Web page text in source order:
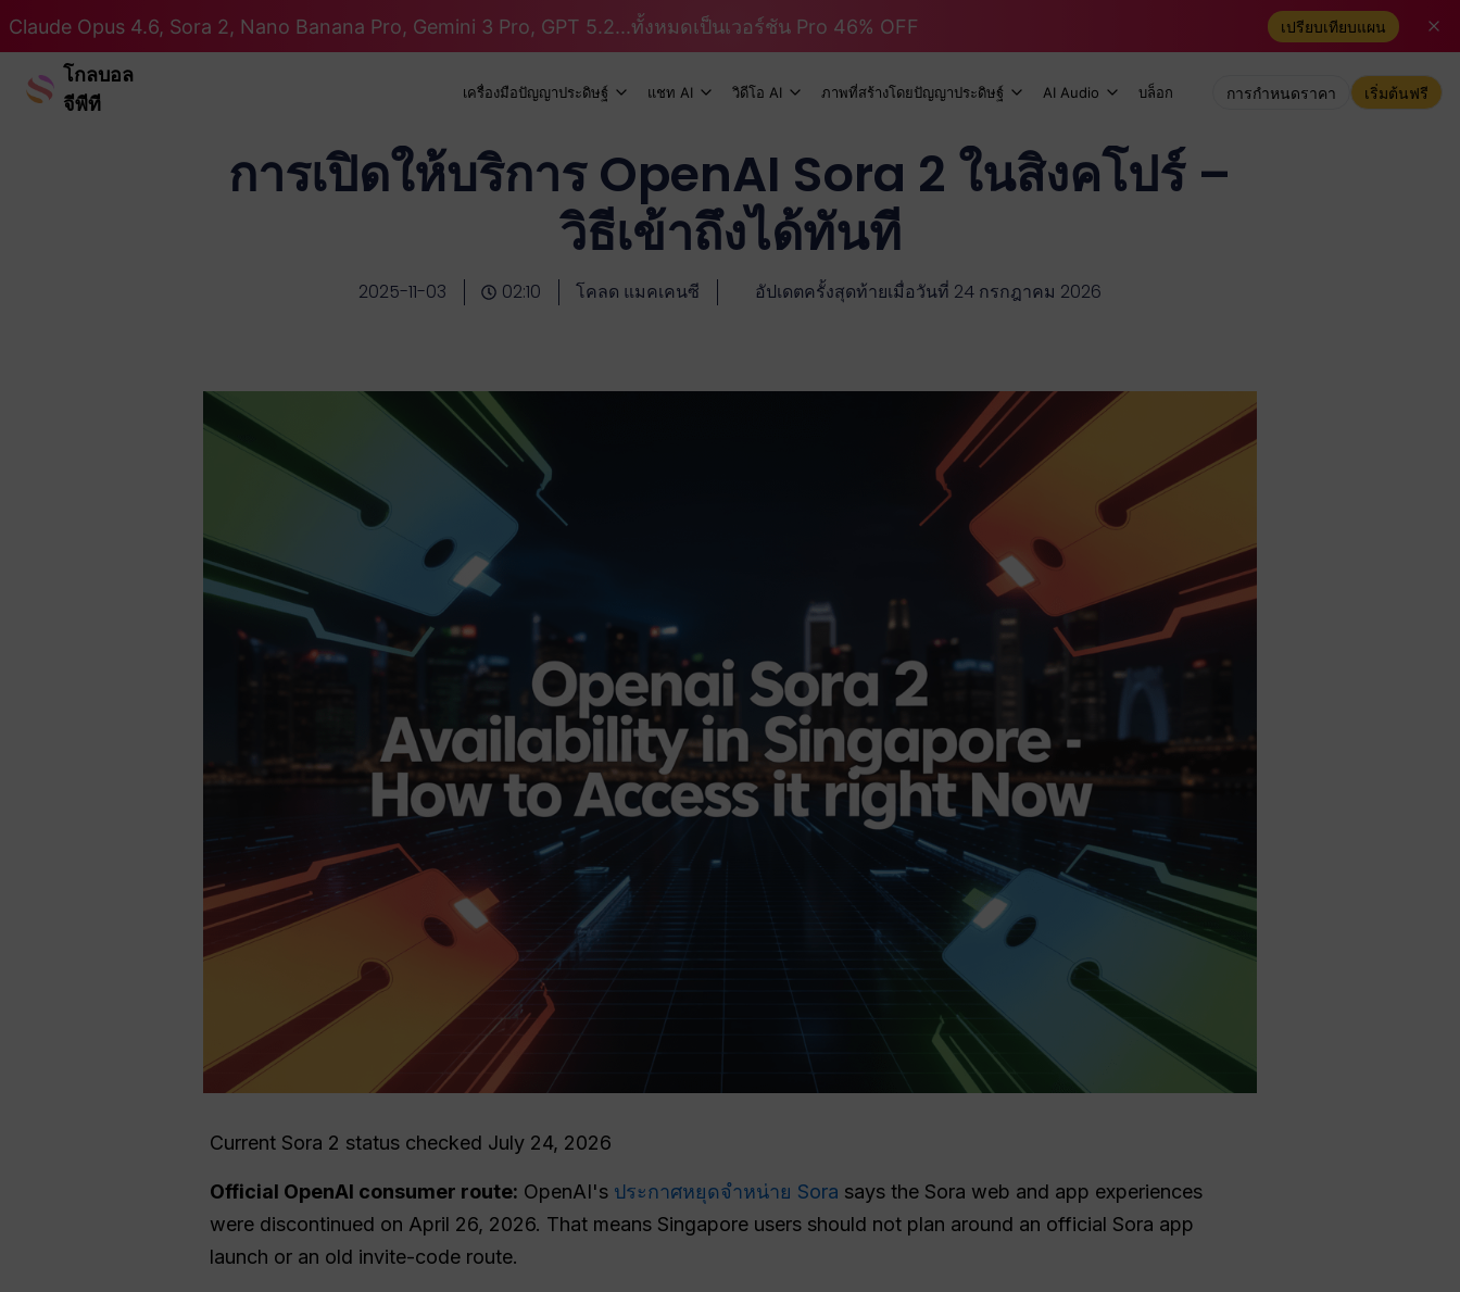
Claude Opus 4.6, Sora 2, Nano Banana Pro, Gemini 3 Pro, GPT 5.2...ทั้งหมดเป็นเวอร์ชัน Pro 46% OFF เปรียบเทียบแผน
โกลบอล
จีพีที
เครื่องมือปัญญาประดิษฐ์ แชท AI วิดีโอ AI ภาพที่สร้างโดยปัญญาประดิษฐ์ AI Audio บล็อก การกำหนดราคา เริ่มต้นฟรี
การเปิดให้บริการ OpenAI Sora 2 ในสิงคโปร์ –
วิธีเข้าถึงได้ทันที
2025-11-03 02:10 โคลด แมคเคนซี อัปเดตครั้งสุดท้ายเมื่อวันที่ 24 กรกฎาคม 2026
Current Sora 2 status checked July 24, 2026
Official OpenAI consumer route: OpenAI's ประกาศหยุดจำหน่าย Sora says the Sora web and app experiences
were discontinued on April 26, 2026. That means Singapore users should not plan around an official Sora app
launch or an old invite-code route.